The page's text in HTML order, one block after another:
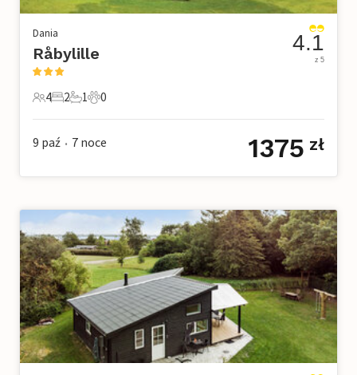
Dania
Råbylille
4 Goście
4
2 Sypialnie
2
1 Łazienka
1
0 Zwierzęta domowe
0
4.1
z 5
9 paź • 7 noce 1375 zł